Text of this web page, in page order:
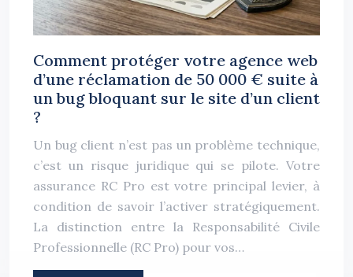
Comment protéger votre agence web
d’une réclamation de 50 000 € suite à
un bug bloquant sur le site d’un client
?
Un bug client n’est pas un problème technique,
c’est un risque juridique qui se pilote. Votre
assurance RC Pro est votre principal levier, à
condition de savoir l’activer stratégiquement.
La distinction entre la Responsabilité Civile
Professionnelle (RC Pro) pour vos…